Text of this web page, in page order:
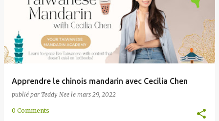
Apprendre le chinois mandarin avec Cecilia Chen
publié par Teddy Nee le mars 29, 2022
0 Comments